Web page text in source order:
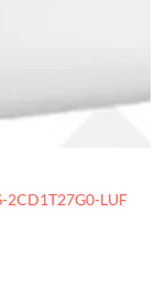
2CD1T27G0-LUF